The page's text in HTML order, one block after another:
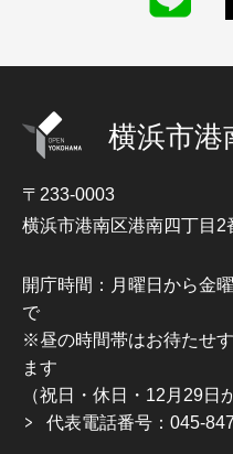
横浜市港
〒233-0003
横浜市港南区港南四丁目2
開庁時間：月曜日から金
で
※昼の時間帯はお待たせ
ます
（祝日・休日・12月29日
代表電話番号：045-